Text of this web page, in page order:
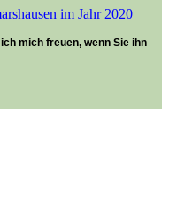
im Jahr 2020
mich freuen, wenn Sie ihn